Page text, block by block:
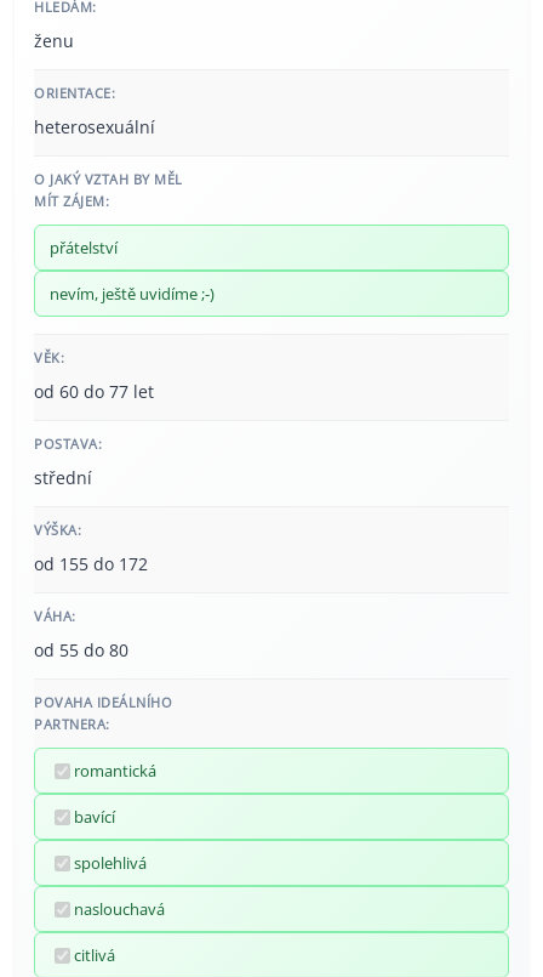
HLEDÁM:
ženu
ORIENTACE:
heterosexuální
O JAKÝ VZTAH BY MĚL
MÍT ZÁJEM:
přátelství
nevím, ještě uvidíme ;-)
VĚK:
od 60 do 77 let
POSTAVA:
střední
VÝŠKA:
od 155 do 172
VÁHA:
od 55 do 80
POVAHA IDEÁLNÍHO
PARTNERA:
romantická
bavící
spolehlivá
naslouchavá
citlivá